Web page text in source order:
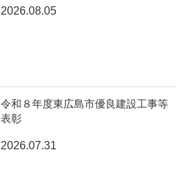
2026.08.05
令和８年度東広島市優良建設工事等
表彰
2026.07.31